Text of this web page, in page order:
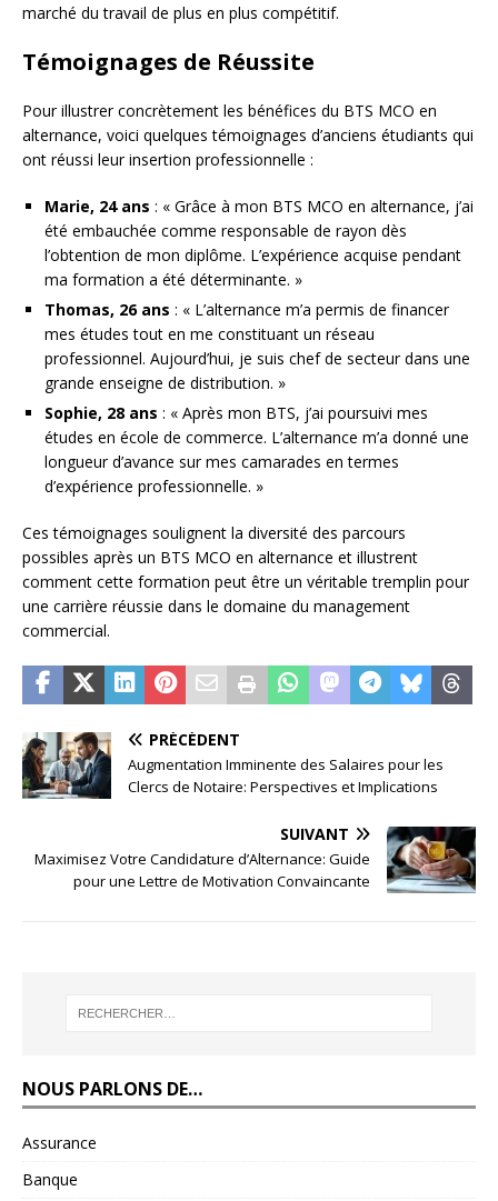
marché du travail de plus en plus compétitif.
Témoignages de Réussite
Pour illustrer concrètement les bénéfices du BTS MCO en
alternance, voici quelques témoignages d’anciens étudiants qui
ont réussi leur insertion professionnelle :
Marie, 24 ans : « Grâce à mon BTS MCO en alternance, j’ai
été embauchée comme responsable de rayon dès
l’obtention de mon diplôme. L’expérience acquise pendant
ma formation a été déterminante. »
Thomas, 26 ans : « L’alternance m’a permis de financer
mes études tout en me constituant un réseau
professionnel. Aujourd’hui, je suis chef de secteur dans une
grande enseigne de distribution. »
Sophie, 28 ans : « Après mon BTS, j’ai poursuivi mes
études en école de commerce. L’alternance m’a donné une
longueur d’avance sur mes camarades en termes
d’expérience professionnelle. »
Ces témoignages soulignent la diversité des parcours
possibles après un BTS MCO en alternance et illustrent
comment cette formation peut être un véritable tremplin pour
une carrière réussie dans le domaine du management
commercial.
PRÉCÉDENT
Augmentation Imminente des Salaires pour les
Clercs de Notaire: Perspectives et Implications
SUIVANT
Maximisez Votre Candidature d’Alternance: Guide
pour une Lettre de Motivation Convaincante
NOUS PARLONS DE…
Assurance
Banque